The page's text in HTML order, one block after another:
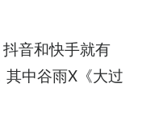
音和快手就有
中谷雨X《大过